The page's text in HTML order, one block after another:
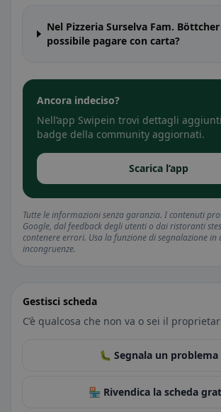
Nel Pizzeria Surselva Fam.
possibile pagare con carta?
Ancora indeciso?
Nell’app Swipein trovi dettagli
badge della community aggiornati.
Scarica l’app
Tutte le informazioni senza garanzia. I contenuti
Google, dal feedback degli utenti o dai ristoranti
contenere errori. Usa la funzione di segnalazione in
incongruenze.
Gestisci scheda
C’è qualcosa che non va o sei il
🐛 Segnala un problema
🏪 Rivendica la scheda